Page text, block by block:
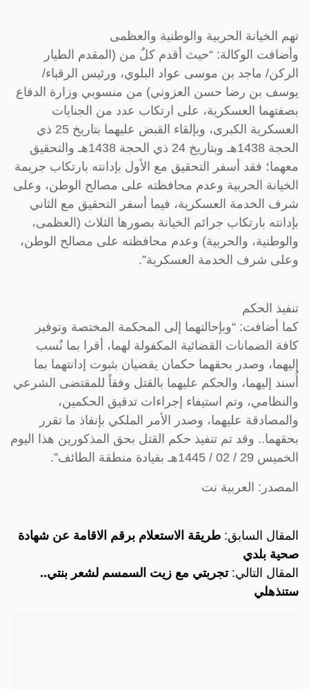
تهم الخيانة الحربية والوطنية والعظمى
وأضافت الوكالة: “حيث أقدم كلٌ من (المقدم الطيار
الركن/ ماجد بن موسى عواد البلوي، ورئيس الرقباء/
يوسف بن رضا حسن العزوني) من منسوبي وزارة الدفاع
بصفتهما العسكرية، على ارتكاب عدد من الجنايات
العسكرية الكبرى، وبإلقاء القبض عليهما بتاريخ 25 ذي
الحجة 1438هـ وبتاريخ 24 ذي الحجة 1438هـ والتحقيق
معهما؛ فقد أسفر التحقيق مع الأول بإدانته بارتكاب جريمة
الخيانة الحربية وعدم محافظته على مصالح الوطن، وعلى
شرف الخدمة العسكرية، فيما أسفر التحقيق مع الثاني
بإدانته بارتكاب جرائم الخيانة بصورها الثلاث (العظمى،
والوطنية، والحربية) وعدم محافظته على مصالح الوطن،
وعلى شرف الخدمة العسكرية”.
تنفيذ الحكم
كما أضافت: “وبإحالتهما إلى المحكمة المختصة وتوفير
كافة الضمانات القضائية المكفولة لهما، أقرا بما نُسب
إليهما، وصدر بحقهما حكمان يقضيان بثبوت إدانتهما بما
أُسند إليهما، والحكم عليهما بالقتل وفقاً للمقتضى الشرعي
والنظامي، وتم استيفاء إجراءات تدقيق الحكمين،
والمصادقة عليهما، وصدر الأمر الملكي بإنفاذ ما تقرر
بحقهما.. وقد تم تنفيذ حكم القتل بحق المذكورين هذا اليوم
الخميس 29 / 02 / 1445هـ بقيادة منطقة الطائف”.
المصدر: العربية نت
المقال السابق: طريقة الاستعلام برقم الاقامة عن شهادة
صحية بلدي
المقال التالي:تجربتي مع زيت السمسم لشعر بنتي..
ستنذهلي